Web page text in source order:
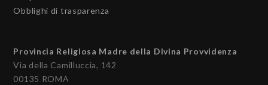
Obblighi di trasparenza
Provincia Religiosa Madre della Divina Provvidenza
Via della Camilluccia, 142
00135 ROMA